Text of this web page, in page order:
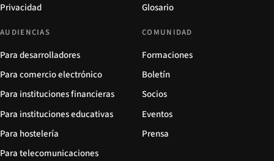
Privacidad
Glosario
AUDIENCIAS
Para desarrolladores
Para comercio electrónico
Para instituciones financieras
Para instituciones educativas
Para hostelería
Para telecomunicaciones
COMUNIDAD
Formaciones
Boletín
Socios
Eventos
Prensa